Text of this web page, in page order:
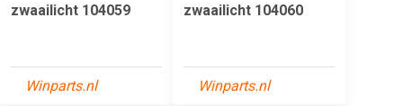
zwaailicht 104059
Winparts.nl
zwaailicht 104060
Winparts.nl